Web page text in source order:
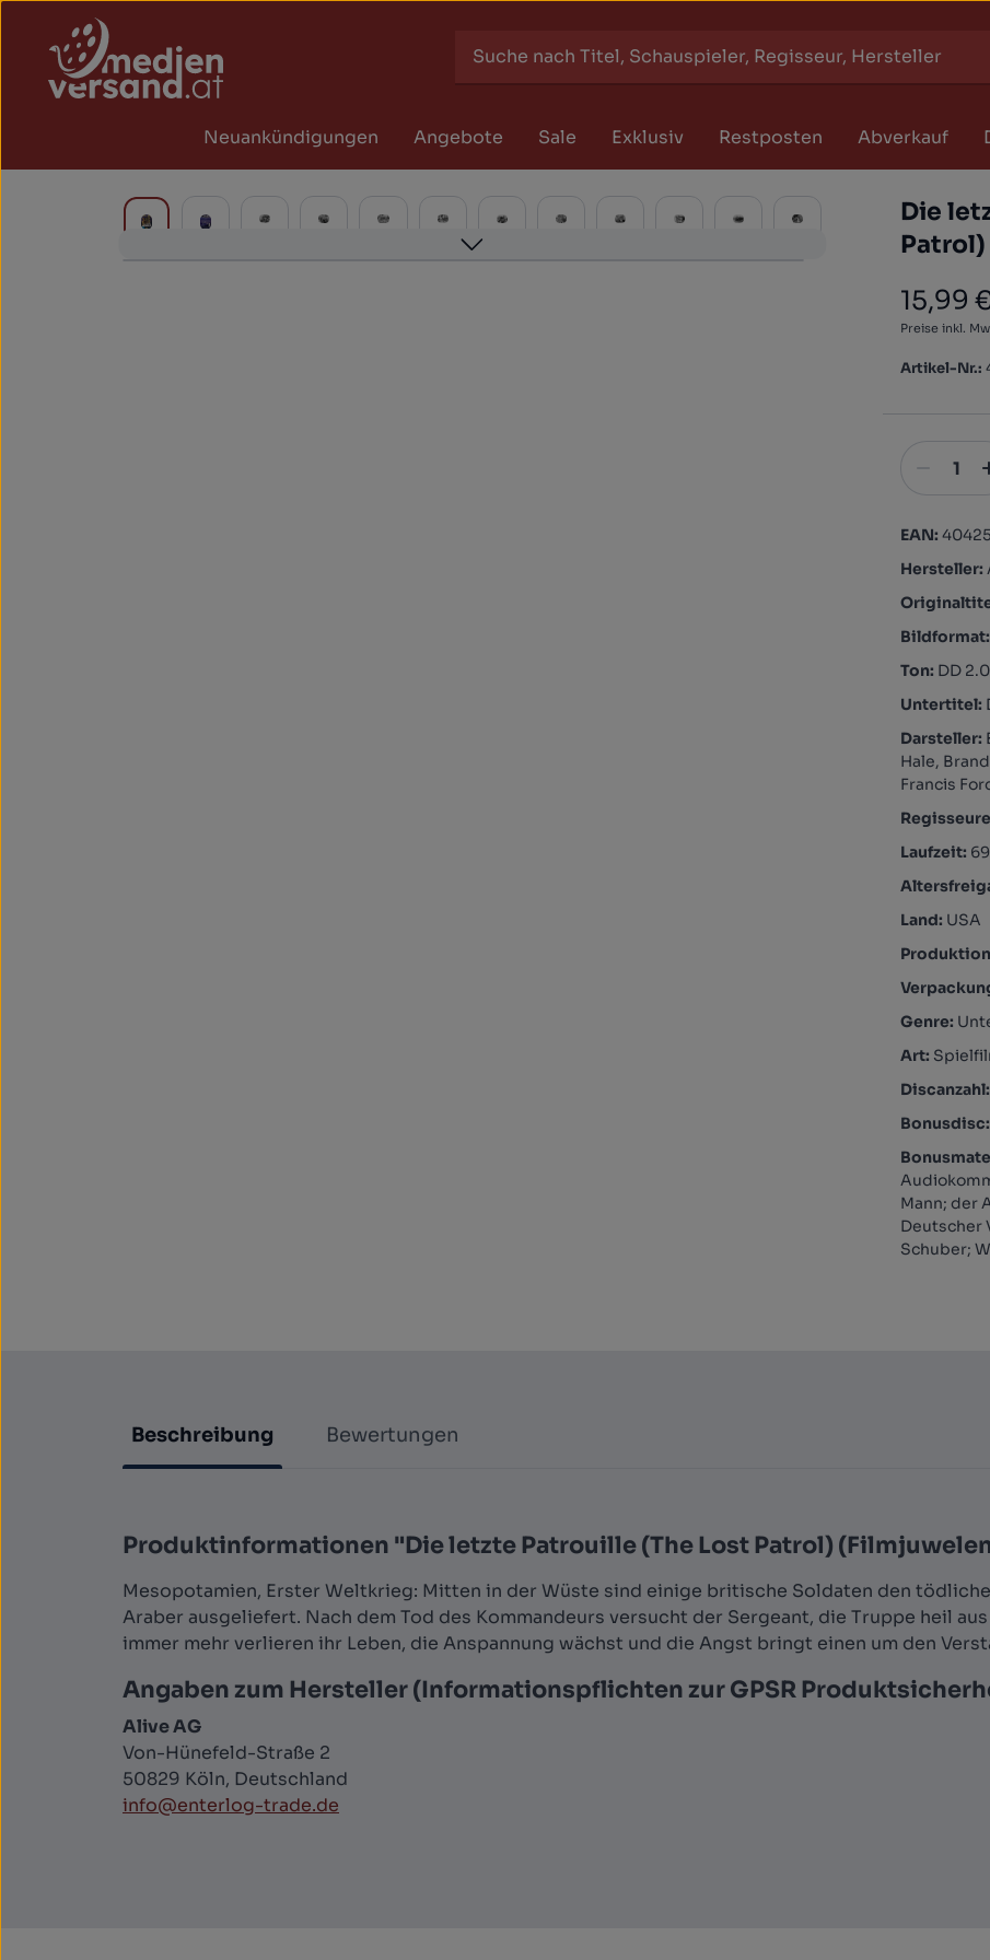
Zum Hauptinhalt springen
Zur Suche springen
Zur Hauptnavigation springen
Neuankündigungen Angebote Sale Exklusiv Restposten Abverkauf
Bildergalerie überspringen
Die
Regulärer
15,99
Preise inkl.
Artikel-Nr.:
EAN:
Hersteller:
Ton: DD
Untertitel:
Darsteller:
Hale,
Francis
Laufzeit: 69
Land: USA
Genre:
Art:
Bonusdisc:
Mann; der
Deutscher
Schuber;
Beschreibung Bewertungen
Produktinformationen "Die letzte Patrouille (The Lost Patrol)
Mesopotamien, Erster Weltkrieg: Mitten in der Wüste sind einige britische Soldaten den
Araber ausgeliefert. Nach dem Tod des Kommandeurs versucht der Sergeant, die Truppe heil
immer mehr verlieren ihr Leben, die Anspannung wächst und die Angst bringt einen um den
Angaben zum Hersteller (Informationspflichten zur GPSR
Alive AG
Von-Hünefeld-Straße 2
50829 Köln, Deutschland
info@enterlog-trade.de